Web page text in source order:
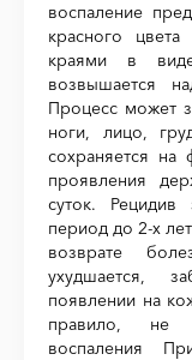
воспаление
красного
краями в
возвышается
Процесс может
ноги, лицо,
сохраняется
проявления
суток. Рецидив
период до 2-х
возврате
ухудшается,
появлении на
правило, не
воспаления